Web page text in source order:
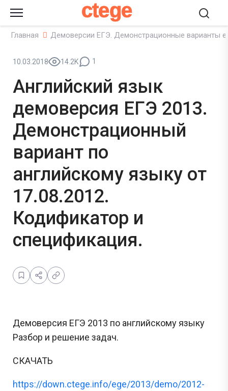
ctege
Главная Демоверсии ЕГЭ. Демонстрационные варианты
10.03.2018 14.2K 1
Английский язык
демоверсия ЕГЭ 2013.
Демонстрационный
вариант по
английскому языку от
17.08.2012.
Кодификатор и
спецификация.
Демоверсия ЕГЭ 2013 по английскому языку
Разбор и решение задач.
СКАЧАТЬ
https://down.ctege.info/ege/2013/demo/2012-